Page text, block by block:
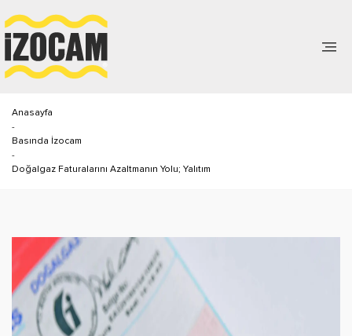
Anasayfa
-
Basında İzocam
-
Doğalgaz Faturalarını Azaltmanın Yolu; Yalıtım